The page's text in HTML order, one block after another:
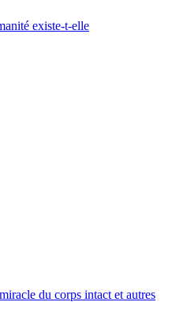
existe-t-elle
du corps intact et autres